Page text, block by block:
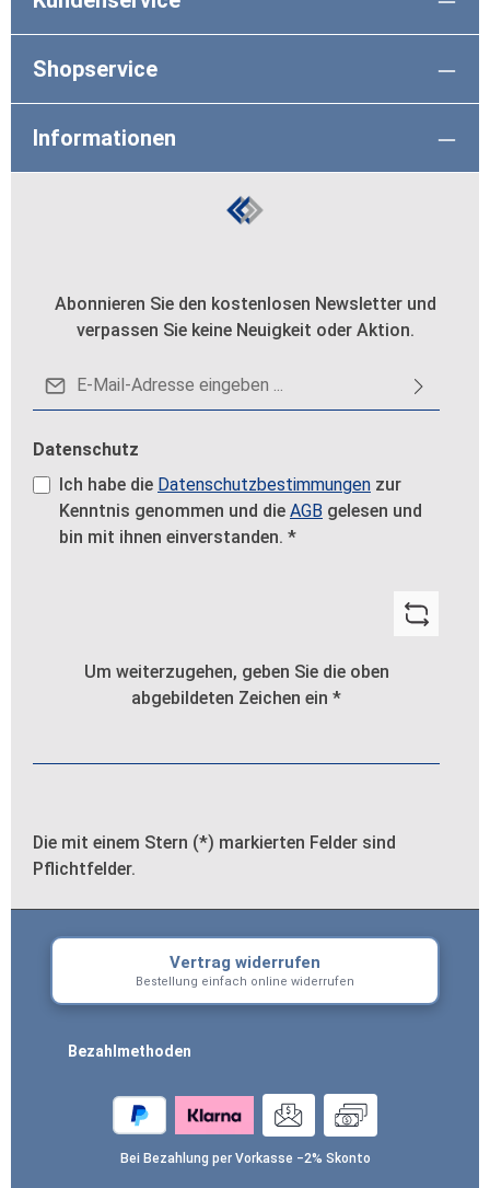
Shopservice
Informationen
Abonnieren Sie den kostenlosen Newsletter und
verpassen Sie keine Neuigkeit oder Aktion.
E-Mail-Adresse*
Datenschutz
Ich habe die Datenschutzbestimmungen zur
Kenntnis genommen und die AGB gelesen und
bin mit ihnen einverstanden. *
Um weiterzugehen, geben Sie die oben
abgebildeten Zeichen ein *
Die mit einem Stern (*) markierten Felder sind
Pflichtfelder.
Vertrag widerrufen
Bestellung einfach online widerrufen
Bezahlmethoden
Bei Bezahlung per Vorkasse −2% Skonto